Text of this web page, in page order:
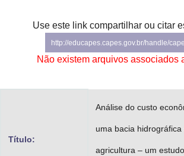
Advocacia-Geral da União
Banco Central do Brasil
Planalto
Use este link compartilhar ou citar
http://educapes.capes.gov.br/handle/
Não existem arquivos associados
Título:
Análise do custo
uma bacia
agricultura – um